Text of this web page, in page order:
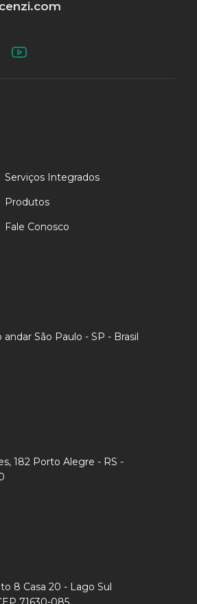
Serviços Integrados
Produtos
Fale Conosco
São Paulo - SP - Brasil
182 Porto Alegre - RS -
8 Casa 20 - Lago Sul